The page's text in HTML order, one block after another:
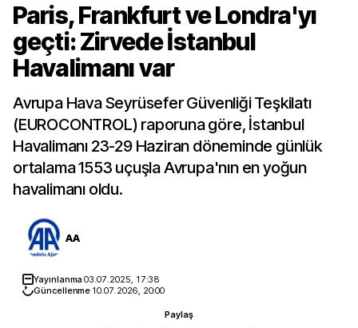
Paris, Frankfurt ve Londra'yı
geçti: Zirvede İstanbul
Havalimanı var
Avrupa Hava Seyrüsefer Güvenliği Teşkilatı
(EUROCONTROL) raporuna göre, İstanbul
Havalimanı 23-29 Haziran döneminde günlük
ortalama 1553 uçuşla Avrupa'nın en yoğun
havalimanı oldu.
AA
Yayınlanma03.07.2025, 17:38
Güncellenme 10.07.2026, 20:00
Paylaş